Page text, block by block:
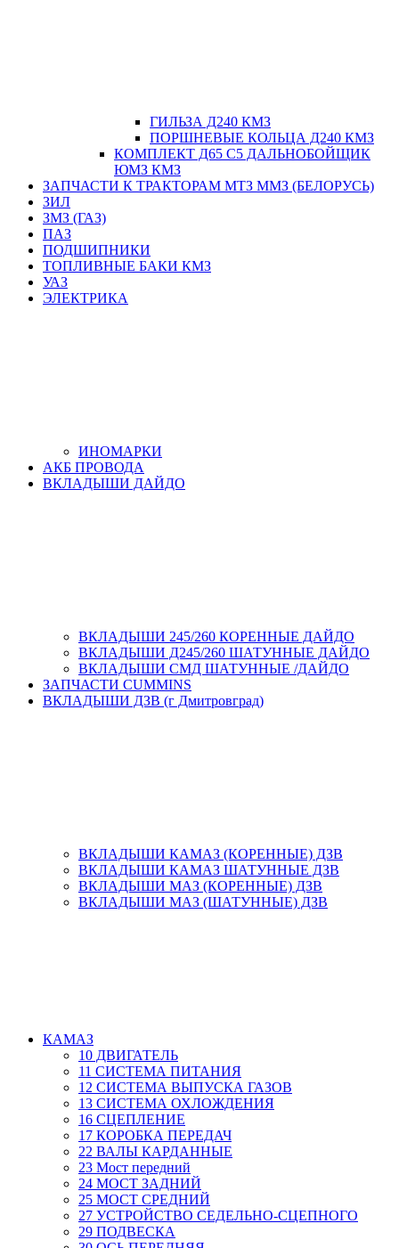
ГИЛЬЗА Д240 КМЗ
ПОРШНЕВЫЕ КОЛЬЦА Д240 КМЗ
КОМПЛЕКТ Д65 С5 ДАЛЬНОБОЙЩИК
ЮМЗ КМЗ
ЗАПЧАСТИ К ТРАКТОРАМ МТЗ ММЗ (БЕЛОРУСЬ)
ЗИЛ
ЗМЗ (ГАЗ)
ПАЗ
ПОДШИПНИКИ
ТОПЛИВНЫЕ БАКИ КМЗ
УАЗ
ЭЛЕКТРИКА
ИНОМАРКИ
АКБ ПРОВОДА
ВКЛАДЫШИ ДАЙДО
ВКЛАДЫШИ 245/260 КОРЕННЫЕ ДАЙДО
ВКЛАДЫШИ Д245/260 ШАТУННЫЕ ДАЙДО
ВКЛАДЫШИ СМД ШАТУННЫЕ /ДАЙДО
ЗАПЧАСТИ CUMMINS
ВКЛАДЫШИ ДЗВ (г Дмитровград)
ВКЛАДЫШИ КАМАЗ (КОРЕННЫЕ) ДЗВ
ВКЛАДЫШИ КАМАЗ ШАТУННЫЕ ДЗВ
ВКЛАДЫШИ МАЗ (КОРЕННЫЕ) ДЗВ
ВКЛАДЫШИ МАЗ (ШАТУННЫЕ) ДЗВ
КАМАЗ
10 ДВИГАТЕЛЬ
11 СИСТЕМА ПИТАНИЯ
12 СИСТЕМА ВЫПУСКА ГАЗОВ
13 СИСТЕМА ОХЛОЖДЕНИЯ
16 СЦЕПЛЕНИЕ
17 КОРОБКА ПЕРЕДАЧ
22 ВАЛЫ КАРДАННЫЕ
23 Мост передний
24 МОСТ ЗАДНИЙ
25 МОСТ СРЕДНИЙ
27 УСТРОЙСТВО СЕДЕЛЬНО-СЦЕПНОГО
29 ПОДВЕСКА